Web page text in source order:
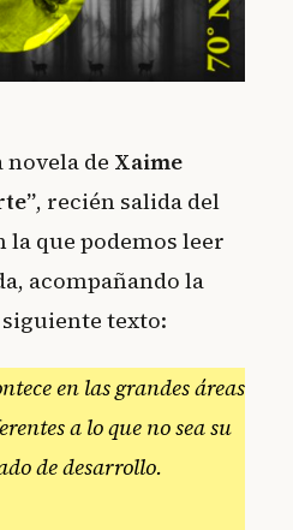
novela de Xaime
, recién salida del
la que podemos leer
acompañando la
texto:
en las grandes áreas
a lo que no sea su
de desarrollo.